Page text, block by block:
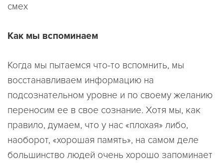
смех
Как мы вспоминаем
Когда мы пытаемся что-то вспомнить, мы
восстанавливаем информацию на
подсознательном уровне и по своему желанию
переносим ее в свое сознание. Хотя мы, как
правило, думаем, что у нас «плохая» либо,
наоборот, «хорошая память», на самом деле
большинство людей очень хорошо запоминает